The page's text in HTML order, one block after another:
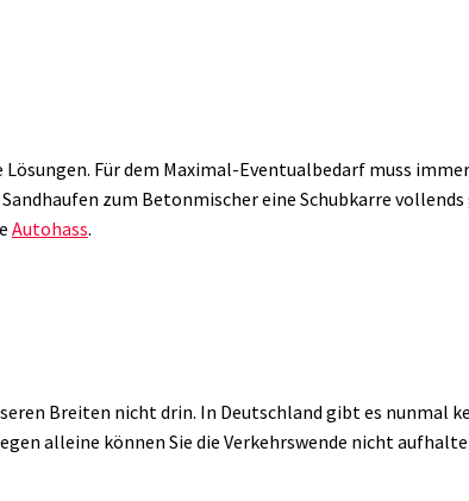
Für dem Maximal-Eventualbedarf muss
zum Betonmischer eine Schubkarre
Autohass.
Breiten nicht drin. In Deutschland gibt es nunmal
alleine können Sie die Verkehrswende nicht